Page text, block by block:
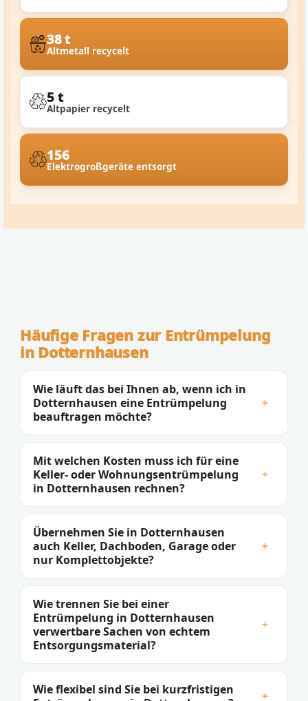
38 t
Altmetall recycelt
5 t
Altpapier recycelt
156
Elektrogroßgeräte entsorgt
Häufige Fragen zur Entrümpelung
in Dotternhausen
Wie läuft das bei Ihnen ab, wenn ich in
Dotternhausen eine Entrümpelung
beauftragen möchte?
+
Mit welchen Kosten muss ich für eine
Keller- oder Wohnungsentrümpelung
in Dotternhausen rechnen?
+
Übernehmen Sie in Dotternhausen
auch Keller, Dachboden, Garage oder
nur Komplettobjekte?
+
Wie trennen Sie bei einer
Entrümpelung in Dotternhausen
verwertbare Sachen von echtem
Entsorgungsmaterial?
+
Wie flexibel sind Sie bei kurzfristigen
+